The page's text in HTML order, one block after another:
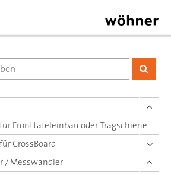
Fronttafeleinbau oder Tragschiene
CrossBoard
/ Messwandler